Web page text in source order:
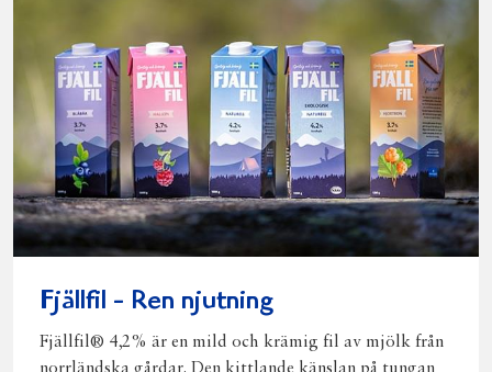
Fjällfil - Ren njutning
Fjällfil® 4,2% är en mild och krämig fil av mjölk från